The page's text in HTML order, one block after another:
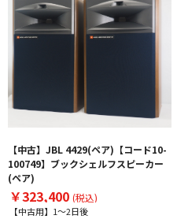
【中古】JBL 4429(ペア)【コード10-
100749】ブックシェルフスピーカー
(ペア)
￥323,400 (税込)
【中古用】1～2日後